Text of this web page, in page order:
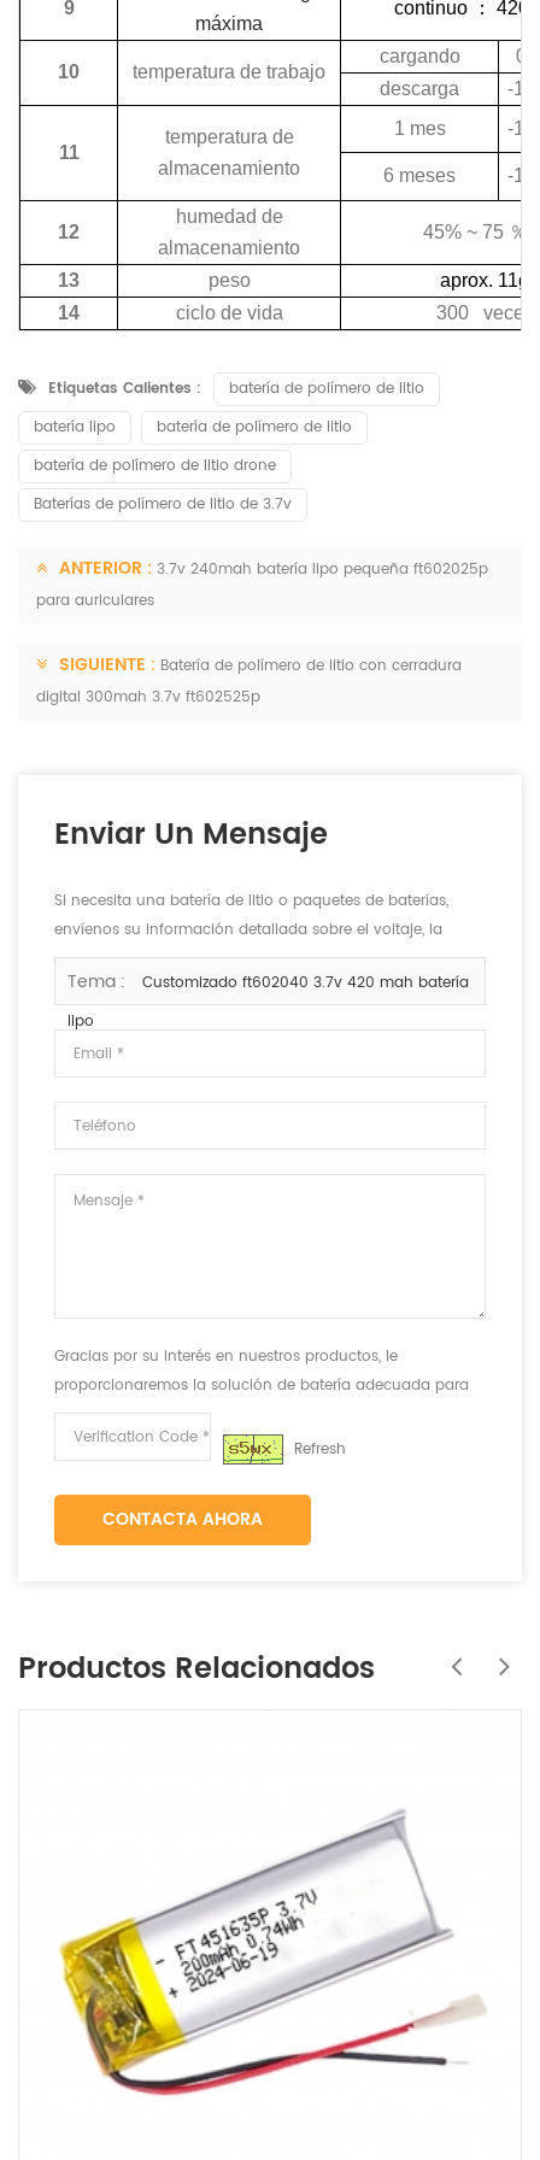
9
máxima
continuo ：
10 temperatura de trabajo
cargando
0
descarga
-10
11
temperatura de
almacenamiento
1 mes -10
6 meses -10
12
humedad de
almacenamiento
45% ~ 75％
13 peso
aprox. 11g
14
ciclo de vida 300 veces
Etiquetas Calientes :
batería de polímero de litio
batería lipo
batería de polímero de litio
batería de polímero de litio drone
Baterías de polímero de litio de 3.7v
ANTERIOR : 3.7v 240mah batería lipo pequeña ft602025p
para auriculares
SIGUIENTE : Batería de polímero de litio con cerradura
digital 300mah 3.7v ft602525p
Enviar Un Mensaje
Si necesita una batería de litio o paquetes de baterías,
envíenos su información detallada sobre el voltaje, la
capacidad y el tamaño.
Tema :
Customizado ft602040 3.7v 420 mah batería
lipo
Gracias por su interés en nuestros productos, le
proporcionaremos la solución de batería adecuada para
cumplir con sus requisitos.
Refresh
CONTACTA AHORA
Productos Relacionados